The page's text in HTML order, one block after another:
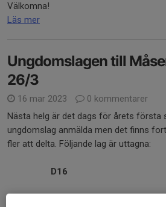
Välkomna!
Läs mer
Ungdomslagen till
26/3
16 mar 2023
0 kommentarer
Nästa helg är det dags för årets första
ungdomslag anmälda men det finns
fler att delta. Följande lag är uttagna:
D16